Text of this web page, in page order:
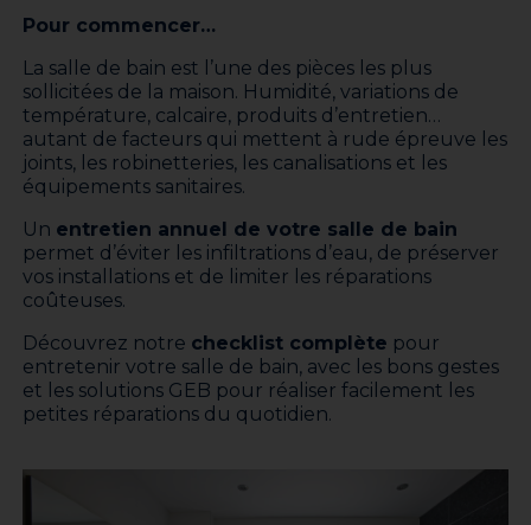
Pour commencer…
La salle de bain est l’une des pièces les plus
sollicitées de la maison. Humidité, variations de
température, calcaire, produits d’entretien…
autant de facteurs qui mettent à rude épreuve les
joints, les robinetteries, les canalisations et les
équipements sanitaires.
Un entretien annuel de votre salle de bain
permet d’éviter les infiltrations d’eau, de préserver
vos installations et de limiter les réparations
coûteuses.
Découvrez notre checklist complète pour
entretenir votre salle de bain, avec les bons gestes
et les solutions GEB pour réaliser facilement les
petites réparations du quotidien.